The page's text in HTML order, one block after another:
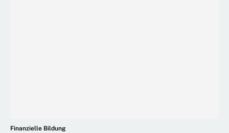
Finanzielle Bildung